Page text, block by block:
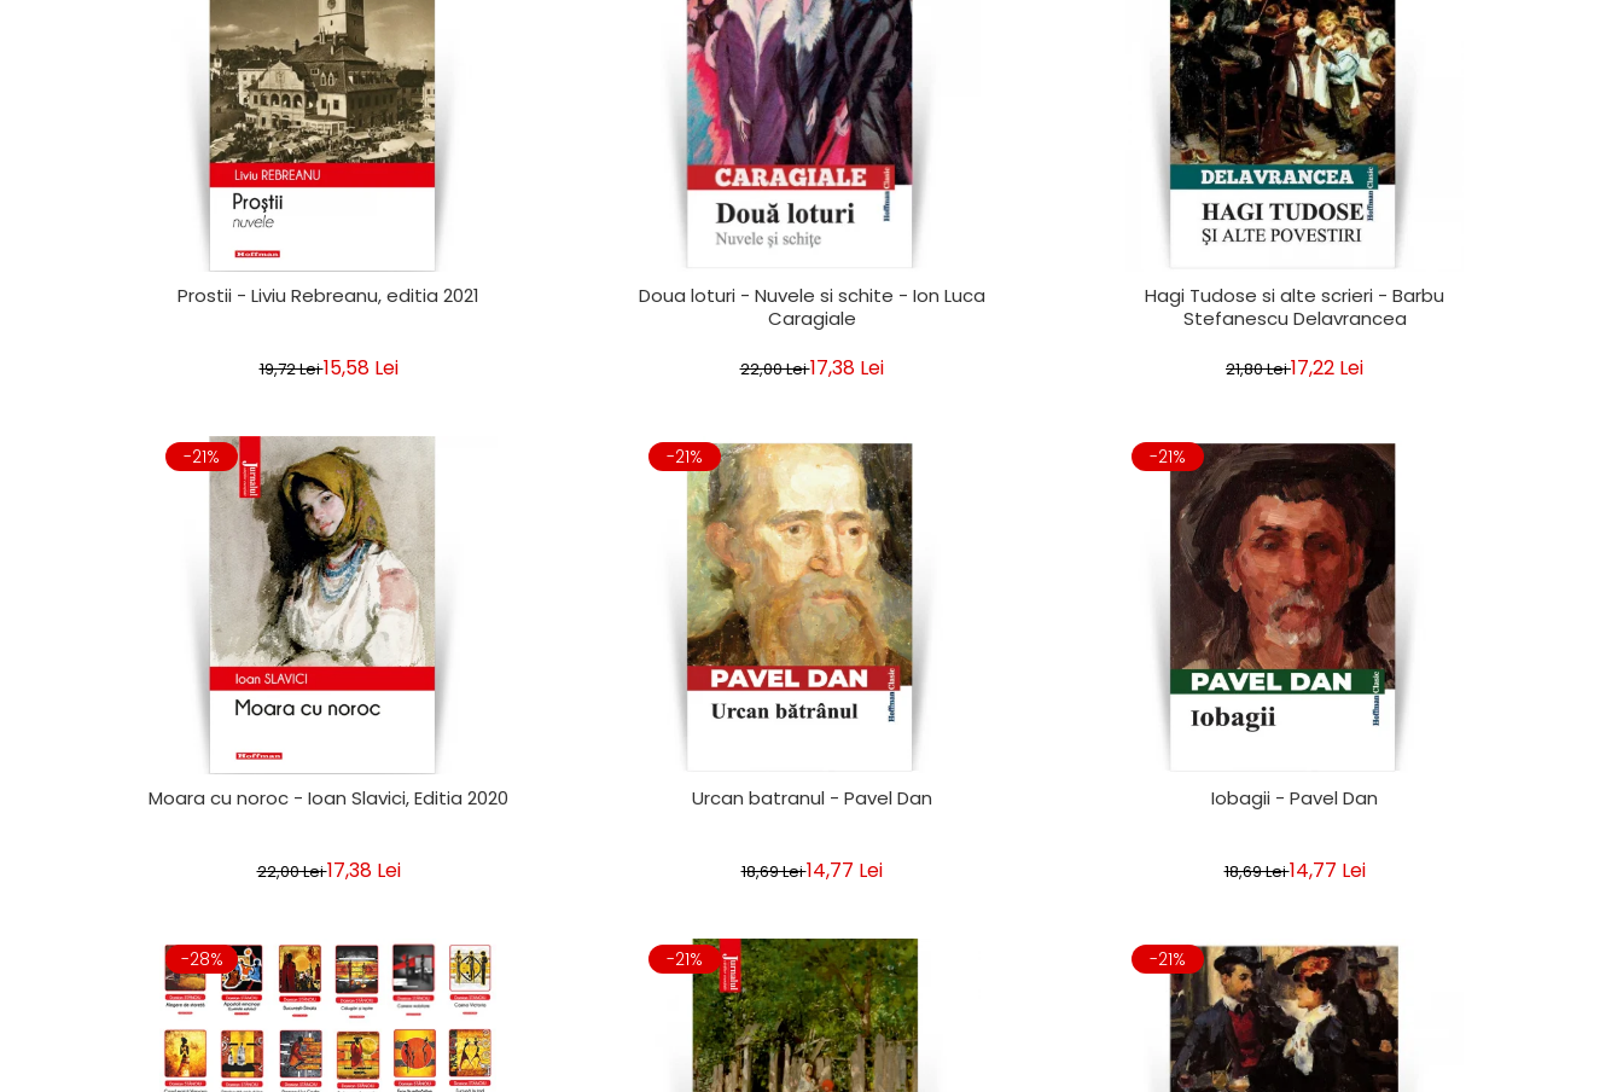
Publicistica / Reportaje / InterviuriProstii - Liviu Rebreanu, editia 2021
19,72 Lei15,58 Lei
Doua loturi - Nuvele si schite - Ion Luca
Caragiale
22,00 Lei17,38 Lei
Hagi Tudose si alte scrieri - Barbu
Stefanescu Delavrancea
21,80 Lei17,22 Lei
-21%
Moara cu noroc - Ioan Slavici, Editia 2020
22,00 Lei17,38 Lei
-21%
Urcan batranul - Pavel Dan
18,69 Lei14,77 Lei
-21%
Iobagii - Pavel Dan
18,69 Lei14,77 Lei
-28% -21% -21%